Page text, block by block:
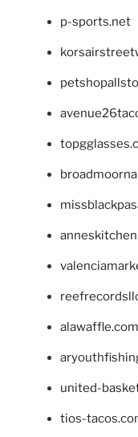
p-sports.net
alawaffle.com
united-
tios-